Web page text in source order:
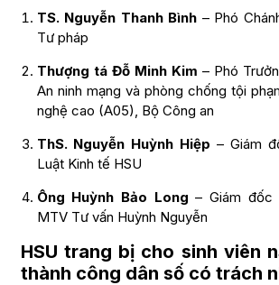
TS. Nguyễn Thanh Bình – Phó
Tư pháp
Thượng tá Đỗ Minh Kim – Phó
An ninh mạng và phòng chống tội
nghệ cao (A05), Bộ Công an
ThS. Nguyễn Huỳnh Hiệp – Giám
Luật Kinh tế HSU
Ông Huỳnh Bảo Long – Giám đốc
MTV Tư vấn Huỳnh Nguyễn
HSU trang bị cho sinh viên
thành công dân số có trách